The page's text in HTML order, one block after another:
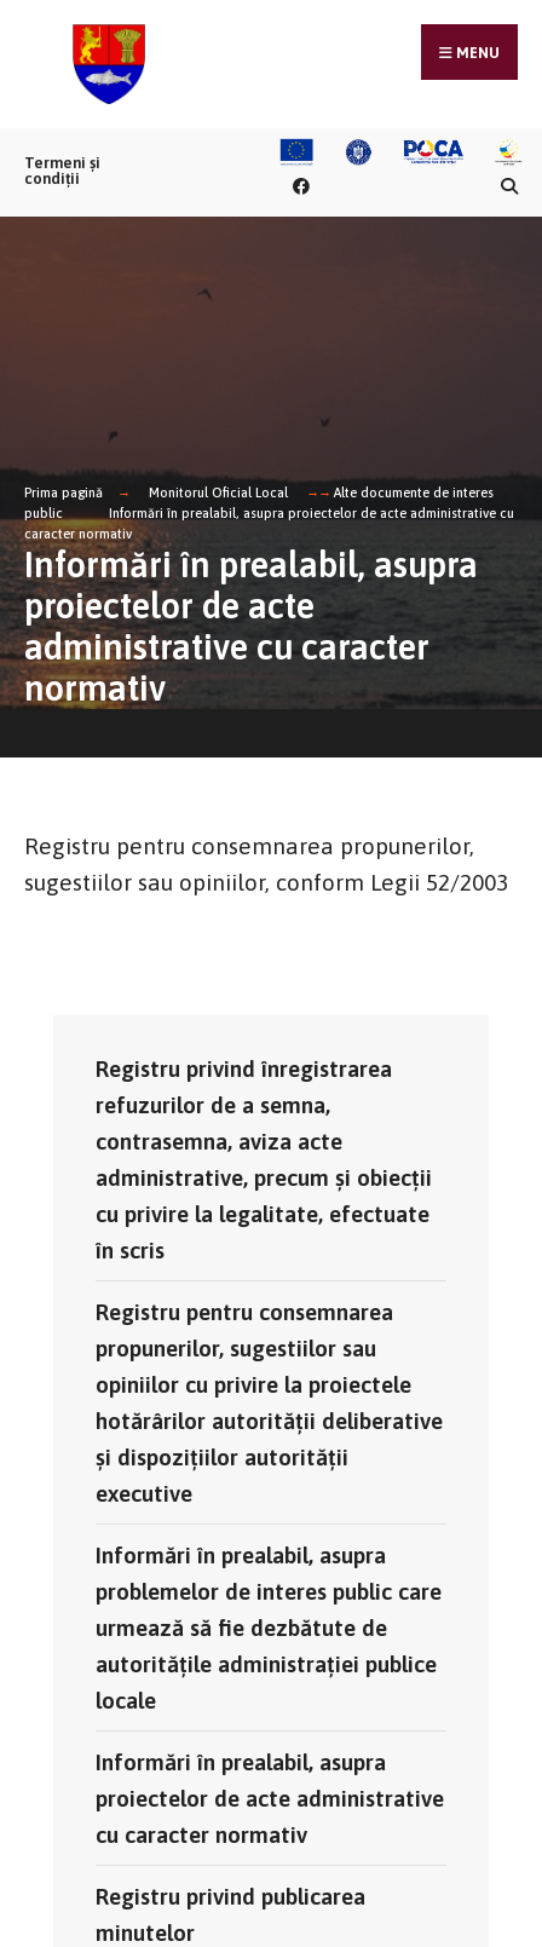
MENU
Termeni și
condiții
Prima pagină Monitorul Oficial Local
Alte documente de interes
public
Informări în prealabil, asupra proiectelor de acte administrative cu
caracter normativ
Informări în prealabil, asupra
proiectelor de acte
administrative cu caracter
normativ
Registru pentru consemnarea propunerilor,
sugestiilor sau opiniilor, conform Legii 52/2003
Registru privind înregistrarea
refuzurilor de a semna,
contrasemna, aviza acte
administrative, precum și obiecții
cu privire la legalitate, efectuate
în scris
Registru pentru consemnarea
propunerilor, sugestiilor sau
opiniilor cu privire la proiectele
hotărârilor autorității deliberative
și dispozițiilor autorității
executive
Informări în prealabil, asupra
problemelor de interes public care
urmează să fie dezbătute de
autoritățile administrației publice
locale
Informări în prealabil, asupra
proiectelor de acte administrative
cu caracter normativ
Registru privind publicarea
minutelor